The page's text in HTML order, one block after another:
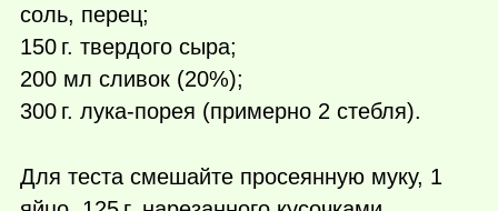
соль, перец;
150 г. твердого сыра;
200 мл сливок (20%);
300 г. лука-порея (примерно 2 стебля).
Для теста смешайте просеянную муку, 1